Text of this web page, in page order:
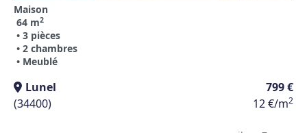
Maison
64 m2
• 3 pièces
• 2 chambres
• Meublé
Lunel
799 €
(34400)
12 €/m2